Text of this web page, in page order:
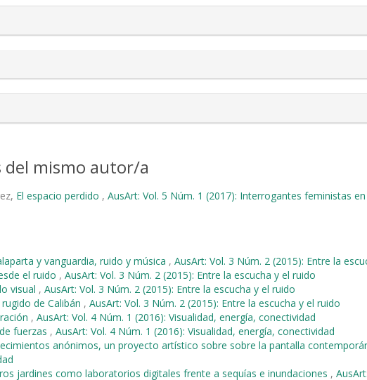
del mismo autor/a
El espacio perdido , AusArt: Vol. 5 Núm. 1 (2017): Interrogantes feministas
y vanguardia, ruido y música , AusArt: Vol. 3 Núm. 2 (2015): Entre la
el ruido , AusArt: Vol. 3 Núm. 2 (2015): Entre la escucha y el ruido
visual , AusArt: Vol. 3 Núm. 2 (2015): Entre la escucha y el ruido
rugido de Calibán , AusArt: Vol. 3 Núm. 2 (2015): Entre la escucha y el ruido
, AusArt: Vol. 4 Núm. 1 (2016): Visualidad, energía, conectividad
fuerzas , AusArt: Vol. 4 Núm. 1 (2016): Visualidad, energía, conectividad
anónimos, un proyecto artístico sobre sobre la pantalla
jardines como laboratorios digitales frente a sequías e inundaciones ,